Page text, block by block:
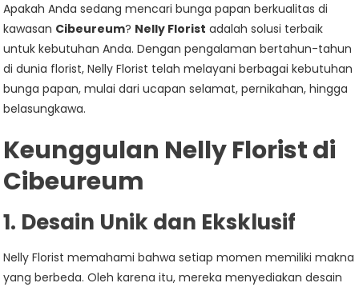
Apakah Anda sedang mencari bunga papan berkualitas di
kawasan Cibeureum? Nelly Florist adalah solusi terbaik
untuk kebutuhan Anda. Dengan pengalaman bertahun-tahun
di dunia florist, Nelly Florist telah melayani berbagai kebutuhan
bunga papan, mulai dari ucapan selamat, pernikahan, hingga
belasungkawa.
Keunggulan Nelly Florist di
Cibeureum
1. Desain Unik dan Eksklusif
Nelly Florist memahami bahwa setiap momen memiliki makna
yang berbeda. Oleh karena itu, mereka menyediakan desain